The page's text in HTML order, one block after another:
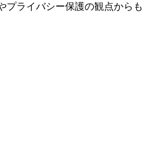
プライバシー保護の観点からも